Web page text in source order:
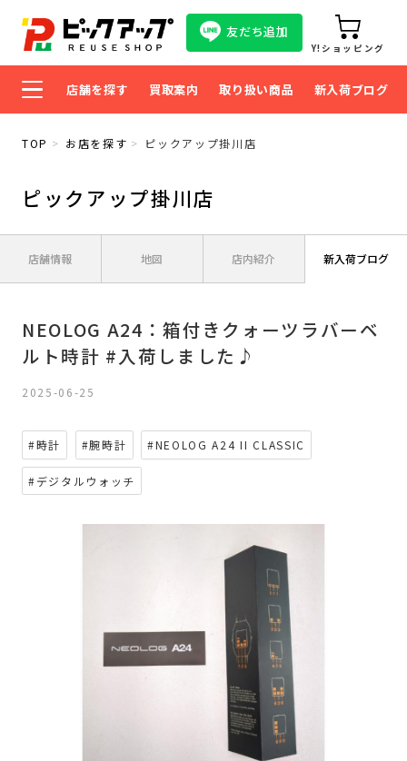
友だち追加
Y!ショッピング
店舗を探す 買取案内 取り扱い商品 新入荷ブログ
TOP お店を探す ピックアップ掛川店
ピックアップ掛川店
店舗情報 地図 店内紹介 新入荷ブログ
NEOLOG A24：箱付きクォーツラバーベ
ルト時計 #入荷しました♪
2025-06-25
#時計 #腕時計 #NEOLOG A24 II CLASSIC
#デジタルウォッチ